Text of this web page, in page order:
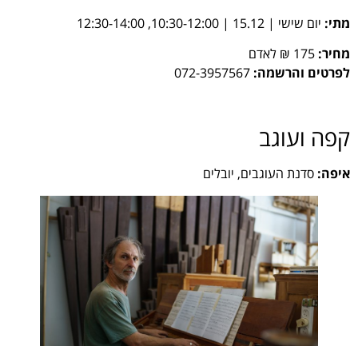
מתי: יום שישי | 15.12 | 10:30-12:00, 12:30-14:00
מחיר: 175 ₪ לאדם
לפרטים והרשמה:
קפה ועוגב
איפה: סדנת העוגבים, יובלים